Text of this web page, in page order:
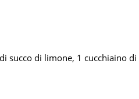
succo di limone, 1 cucchiaino